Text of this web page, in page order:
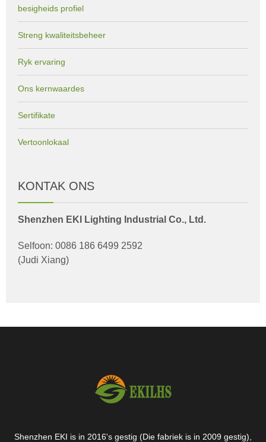
besigheids profiel
Streng kwaliteitsbeheer
Ryk ervaring
Ons kernwaardes
Sertifikate
Vertoonlokaal
KONTAK ONS
Shenzhen EKI Lighting Industrial Co., Ltd.
Selfoon: 0086 186 6499 2592
(Judi Xiang)
Shenzhen EKI is in 2016's gestig (Die fabriek is in 2009 gestig),